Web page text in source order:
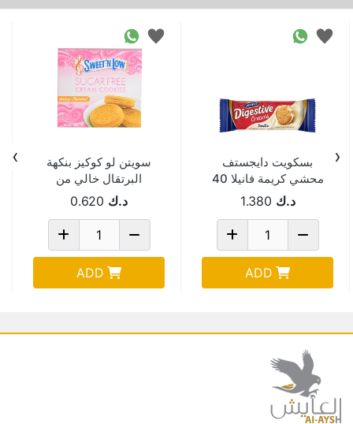
بسكويت دايجستف
محشي كريمة فانيلا 40
د.ك 1.380
ADD
سويتن لو كوكيز بنكهة
البرتقال خالي من
السكر 162 جم
د.ك 0.620
ADD
‹
›